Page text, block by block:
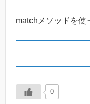
matchメソッドを使
0